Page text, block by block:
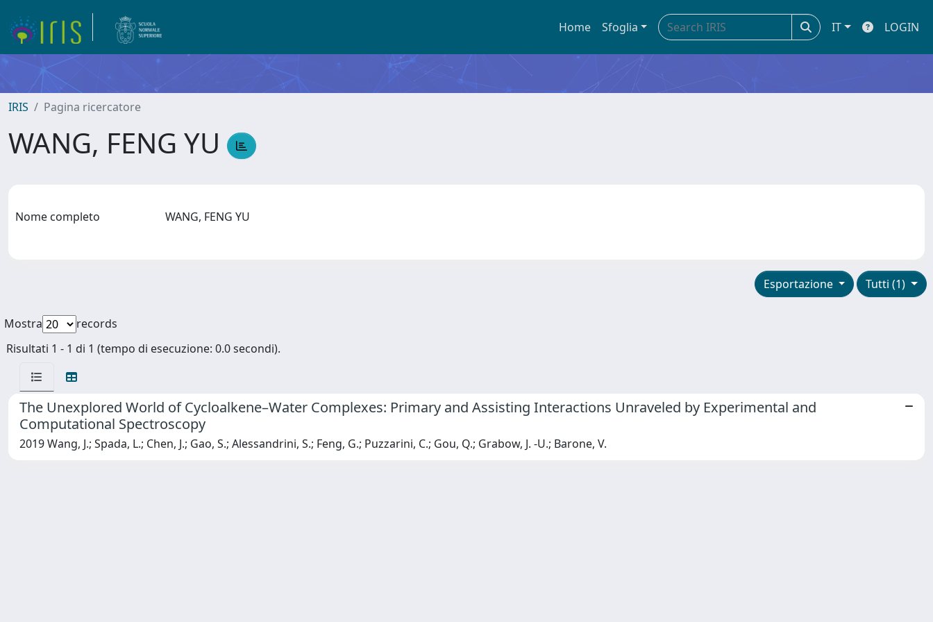
Home Sfoglia IT LOGIN
IRIS Pagina ricercatore
WANG, FENG YU
Nome completo WANG, FENG YU
Tutti (1)
Esportazione
Mostra
records
Risultati 1 - 1 di 1 (tempo di esecuzione: 0.0 secondi).
The Unexplored World of Cycloalkene–Water Complexes: Primary and Assisting Interactions Unraveled by Experimental and
Computational Spectroscopy
2019 Wang, J.; Spada, L.; Chen, J.; Gao, S.; Alessandrini, S.; Feng, G.; Puzzarini, C.; Gou, Q.; Grabow, J. -U.; Barone, V.